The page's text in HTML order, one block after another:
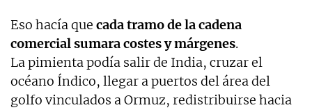
Eso hacía que cada tramo de la cadena
comercial sumara costes y márgenes.
La pimienta podía salir de India, cruzar el
océano Índico, llegar a puertos del área del
golfo vinculados a Ormuz, redistribuirse hacia